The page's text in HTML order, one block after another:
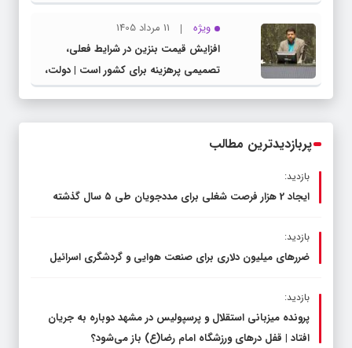
شهرستان چناران
ویژه
11 مرداد 1405
افزایش قیمت بنزین در شرایط فعلی،
تصمیمی پرهزینه برای کشور است | دولت،
قاچاق سوخت و عوامل اصلی ناترازی را
پربازدیدترین مطالب
بازدید:
ایجاد 2 هزار فرصت شغلی برای مددجویان طی ۵ سال گذشته
بازدید:
ضررهای میلیون دلاری برای صنعت هوایی و گردشگری اسرائیل
بازدید:
پرونده میزبانی استقلال و پرسپولیس در مشهد دوباره به جریان
افتاد | قفل در‌های ورزشگاه امام رضا(ع) باز می‌شود؟